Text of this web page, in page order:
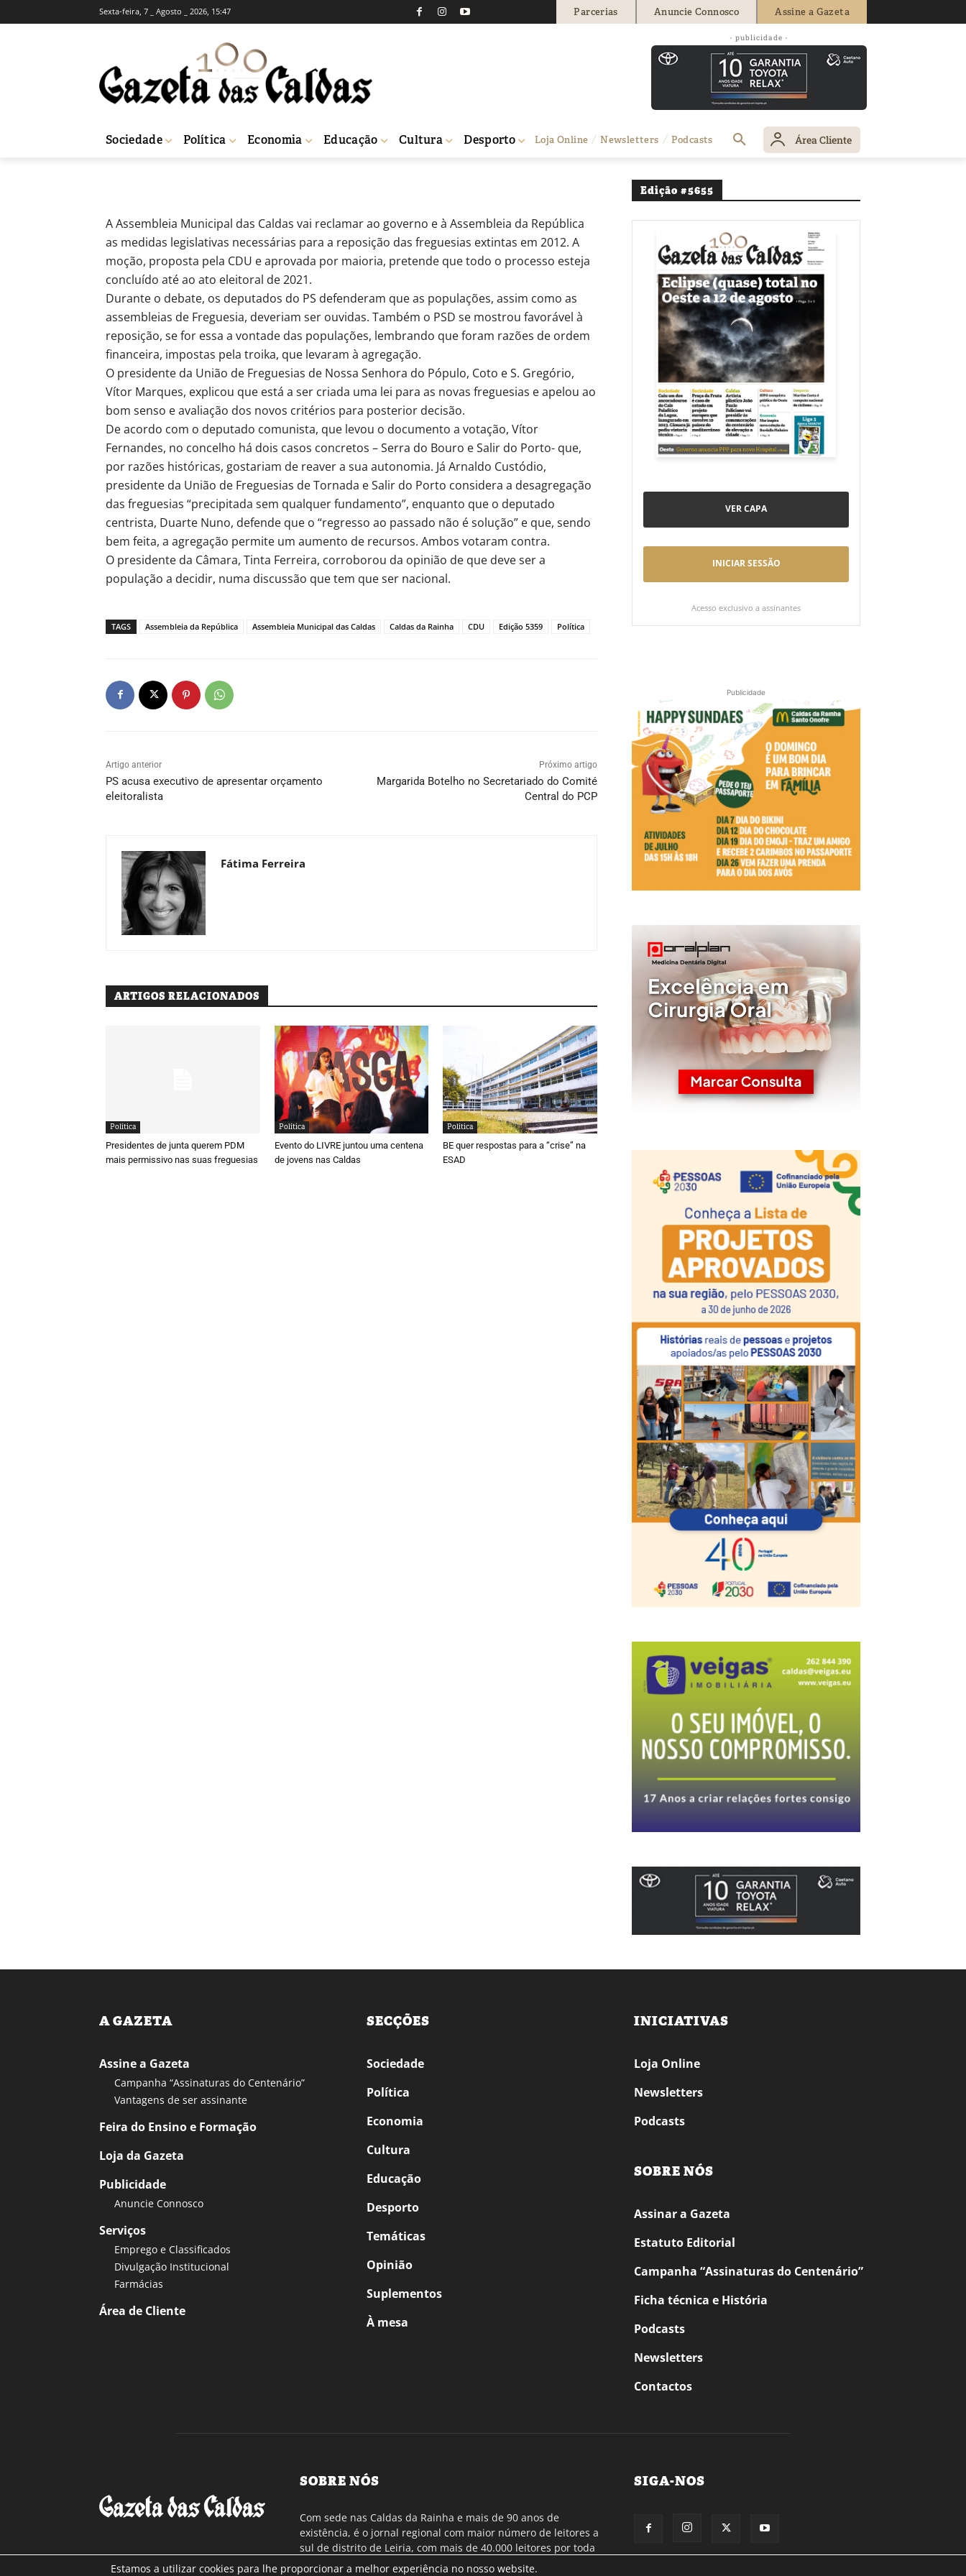
Sexta-feira, 7 _ Agosto _ 2026, 15:47 Parcerias Anuncie Connosco Assine a Gazeta
- publicidade -
Sociedade Política Economia Educação Cultura Desporto Loja Online Newsletters Podcasts Área Cliente
POLÍTICA
CDU pretende reposição das freguesias extintas
Fátima Ferreira - 3 de Dezembro, 2020
A Assembleia Municipal das Caldas vai reclamar ao governo e à Assembleia da República
as medidas legislativas necessárias para a reposição das freguesias extintas em 2012. A
moção, proposta pela CDU e aprovada por maioria, pretende que todo o processo esteja
concluído até ao ato eleitoral de 2021.
Durante o debate, os deputados do PS defenderam que as populações, assim como as
assembleias de Freguesia, deveriam ser ouvidas. Também o PSD se mostrou favorável à
reposição, se for essa a vontade das populações, lembrando que foram razões de ordem
financeira, impostas pela troika, que levaram à agregação.
O presidente da União de Freguesias de Nossa Senhora do Pópulo, Coto e S. Gregório,
Vítor Marques, explicou que está a ser criada uma lei para as novas freguesias e apelou ao
bom senso e avaliação dos novos critérios para posterior decisão.
De acordo com o deputado comunista, que levou o documento a votação, Vítor
Fernandes, no concelho há dois casos concretos – Serra do Bouro e Salir do Porto- que,
por razões históricas, gostariam de reaver a sua autonomia. Já Arnaldo Custódio,
presidente da União de Freguesias de Tornada e Salir do Porto considera a desagregação
das freguesias “precipitada sem qualquer fundamento”, enquanto que o deputado
centrista, Duarte Nuno, defende que o “regresso ao passado não é solução” e que, sendo
bem feita, a agregação permite um aumento de recursos. Ambos votaram contra.
O presidente da Câmara, Tinta Ferreira, corroborou da opinião de que deve ser a
população a decidir, numa discussão que tem que ser nacional.
TAGS Assembleia da República Assembleia Municipal das Caldas Caldas da Rainha CDU Edição 5359 Política
Artigo anterior
PS acusa executivo de apresentar orçamento
eleitoralista
Próximo artigo
Margarida Botelho no Secretariado do Comité
Central do PCP
Fátima Ferreira
ARTIGOS RELACIONADOS
Política
Presidentes de junta querem PDM
mais permissivo nas suas freguesias
Política
Evento do LIVRE juntou uma centena
de jovens nas Caldas
Política
BE quer respostas para a “crise” na
ESAD
Edição #5655
VER CAPA
INICIAR SESSÃO
Acesso exclusivo a assinantes
Publicidade
A GAZETA
Assine a Gazeta
Campanha “Assinaturas do Centenário”
Vantagens de ser assinante
Feira do Ensino e Formação
Loja da Gazeta
Publicidade
Anuncie Connosco
Serviços
Emprego e Classificados
Divulgação Institucional
Farmácias
Área de Cliente
SECÇÕES
Sociedade
Política
Economia
Cultura
Educação
Desporto
Temáticas
Opinião
Suplementos
À mesa
INICIATIVAS
Loja Online
Newsletters
Podcasts
SOBRE NÓS
Assinar a Gazeta
Estatuto Editorial
Campanha “Assinaturas do Centenário”
Ficha técnica e História
Podcasts
Newsletters
Contactos
SOBRE NÓS
Com sede nas Caldas da Rainha e mais de 90 anos de
existência, é o jornal regional com maior número de leitores a
sul de distrito de Leiria, com mais de 40.000 leitores por toda
a região Oeste. Jornal com distribuição em Portugal
SIGA-NOS
Estamos a utilizar cookies para lhe proporcionar a melhor experiência no nosso website.